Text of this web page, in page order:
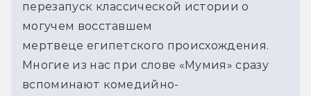
перезапуск классической истории о
могучем восставшем
мертвеце египетского происхождения.
Многие из нас при слове «Мумия» сразу
вспоминают комедийно-